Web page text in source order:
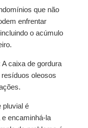
que não
enfrentar
o acúmulo
caixa de gordura
oleosos
pluvial é
encaminhá-la